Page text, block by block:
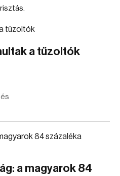
a tűzoltók
a magyarok 84